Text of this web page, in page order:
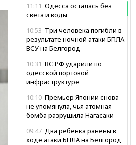
11:11 Одесса осталась без
света и воды
10:53 Три человека погибли в
результате ночной атаки БПЛА
ВСУ на Белгород
10:31 ВС РФ ударили по
одесской портовой
инфраструктуре
10:10 Премьер Японии снова
не упомянула, чья атомная
бомба разрушила Нагасаки
09:47 Два ребенка ранены в
ходе атаки БПЛА на Белгород